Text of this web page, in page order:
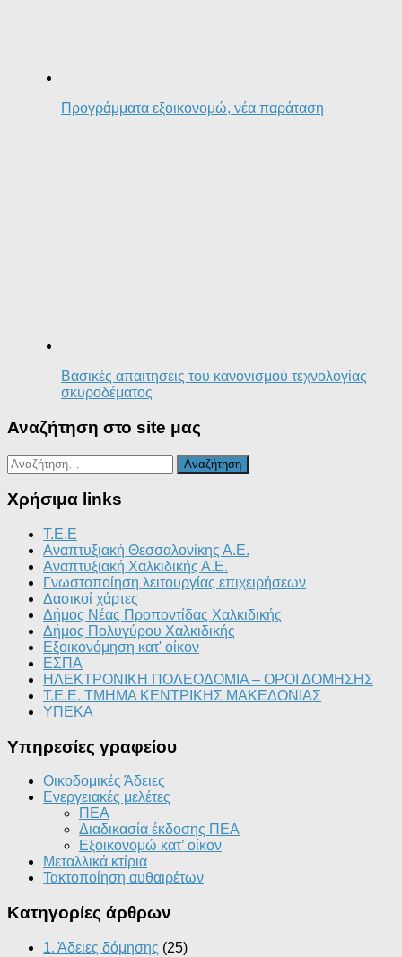
Προγράμματα εξοικονομώ, νέα παράταση
Βασικές απαιτησεις του κανονισμού τεχνολογίας
σκυροδέματος
Αναζήτηση στο site μας
Αναζήτηση
για:
Χρήσιμα links
T.E.E
Αναπτυξιακή Θεσσαλονίκης Α.Ε.
Αναπτυξιακή Χαλκιδικής Α.Ε.
Γνωστοποίηση λειτουργίας επιχειρήσεων
Δασικοί χάρτες
Δήμος Νέας Προποντίδας Χαλκιδικής
Δήμος Πολυγύρου Χαλκιδικής
Εξοικονόμηση κατ' οίκον
ΕΣΠΑ
ΗΛΕΚΤΡΟΝΙΚΗ ΠΟΛΕΟΔΟΜΙΑ – ΟΡΟΙ ΔΟΜΗΣΗΣ
Τ.Ε.Ε. ΤΜΗΜΑ ΚΕΝΤΡΙΚΗΣ ΜΑΚΕΔΟΝΙΑΣ
ΥΠΕΚΑ
Υπηρεσίες γραφείου
Οικοδομικές Άδειες
Ενεργειακές μελέτες
ΠΕΑ
Διαδικασία έκδοσης ΠΕΑ
Εξοικονομώ κατ’ οίκoν
Μεταλλικά κτίρια
Τακτοποίηση αυθαιρέτων
Κατηγορίες άρθρων
1. Άδειες δόμησης (25)